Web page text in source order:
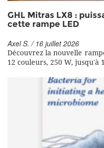
GHL Mitras LX8 :
cette rampe LED
Axel S. / 16 juillet 2026
Découvrez la nouvelle
12 couleurs, 250 W, jusqu'à